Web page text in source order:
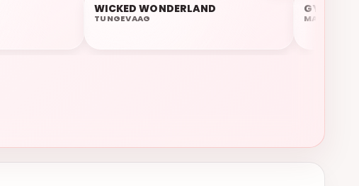
20:15
WICKED WONDERLAND
TUNGEVAAG